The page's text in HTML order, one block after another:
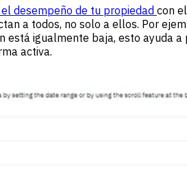
desempeño de tu propiedad con
a todos, no solo a ellos. Por
igualmente baja, esto ayuda
activa.